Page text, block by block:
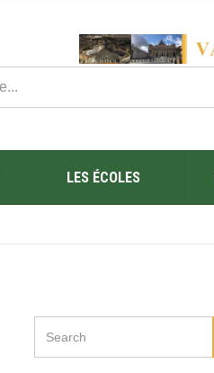
LES ÉCOLES